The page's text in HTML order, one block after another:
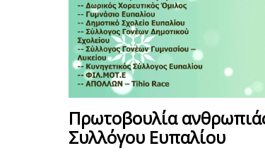
Πρωτοβουλία
Συλλόγου Ευπαλίου